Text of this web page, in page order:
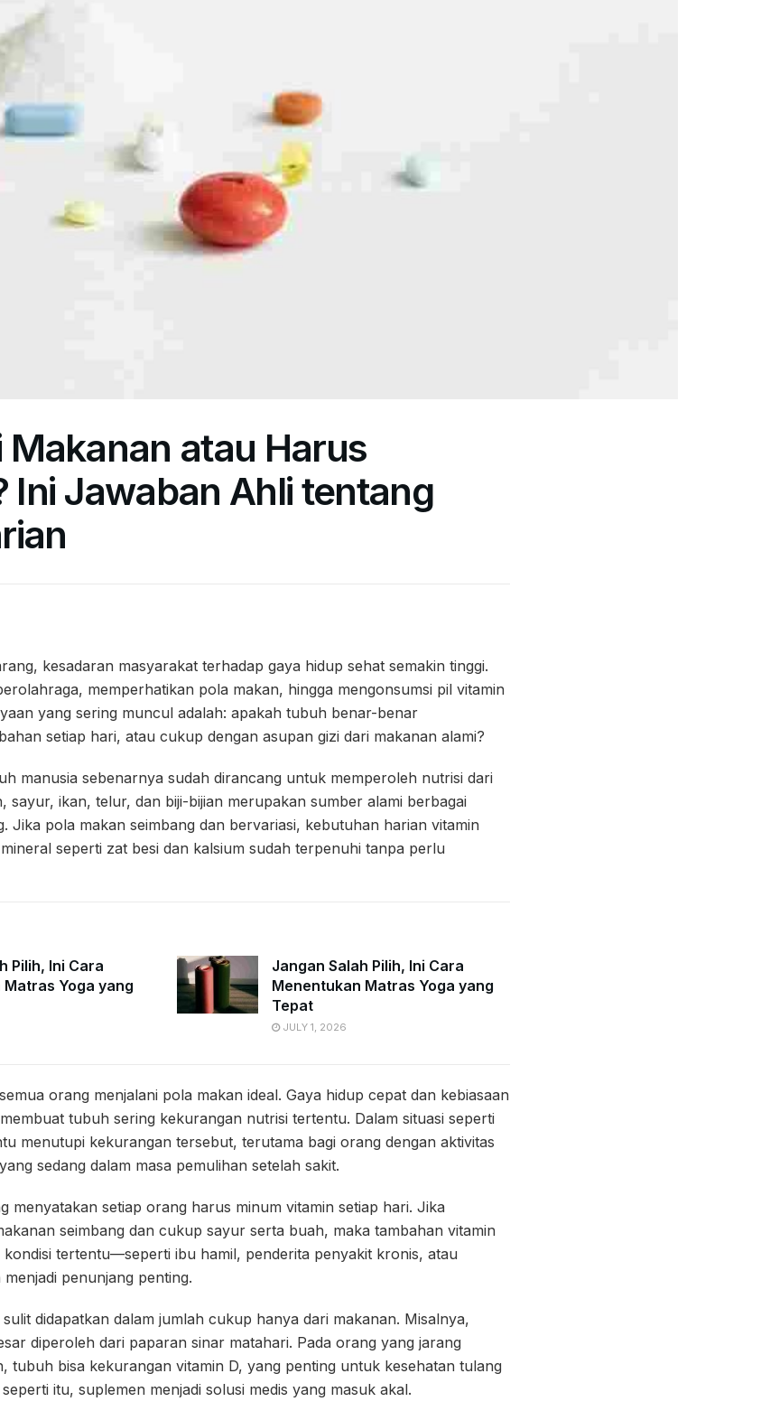
Makanan atau Harus
Ini Jawaban Ahli tentang
kesadaran masyarakat terhadap gaya hidup sehat semakin tinggi.
memperhatikan pola makan, hingga mengonsumsi pil vitamin
yang sering muncul adalah: apakah tubuh benar-benar
setiap hari, atau cukup dengan asupan gizi dari makanan alami?
manusia sebenarnya sudah dirancang untuk memperoleh nutrisi dari
sayur, ikan, telur, dan biji-bijian merupakan sumber alami berbagai
Jika pola makan seimbang dan bervariasi, kebutuhan harian vitamin
seperti zat besi dan kalsium sudah terpenuhi tanpa perlu
Pilih, Ini Cara
Yoga yang
Jangan Salah Pilih, Ini Cara
Menentukan Matras Yoga yang
Tepat
JULY 1, 2026
orang menjalani pola makan ideal. Gaya hidup cepat dan kebiasaan
tubuh sering kekurangan nutrisi tertentu. Dalam situasi seperti
menutupi kekurangan tersebut, terutama bagi orang dengan aktivitas
sedang dalam masa pemulihan setelah sakit.
menyatakan setiap orang harus minum vitamin setiap hari. Jika
seimbang dan cukup sayur serta buah, maka tambahan vitamin
kondisi tertentu—seperti ibu hamil, penderita penyakit kronis, atau
penunjang penting.
didapatkan dalam jumlah cukup hanya dari makanan. Misalnya,
diperoleh dari paparan sinar matahari. Pada orang yang jarang
tubuh bisa kekurangan vitamin D, yang penting untuk kesehatan tulang
itu, suplemen menjadi solusi medis yang masuk akal.